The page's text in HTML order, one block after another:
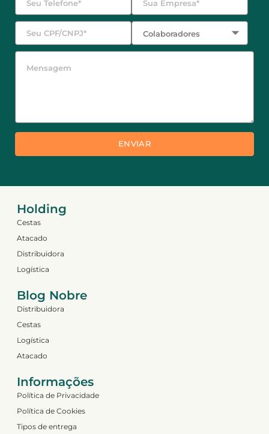
ENVIAR
Holding
Cestas
Atacado
Distribuidora
Logística
Blog Nobre
Distribuidora
Cestas
Logística
Atacado
Informações
Política de Privacidade
Política de Cookies
Tipos de entrega